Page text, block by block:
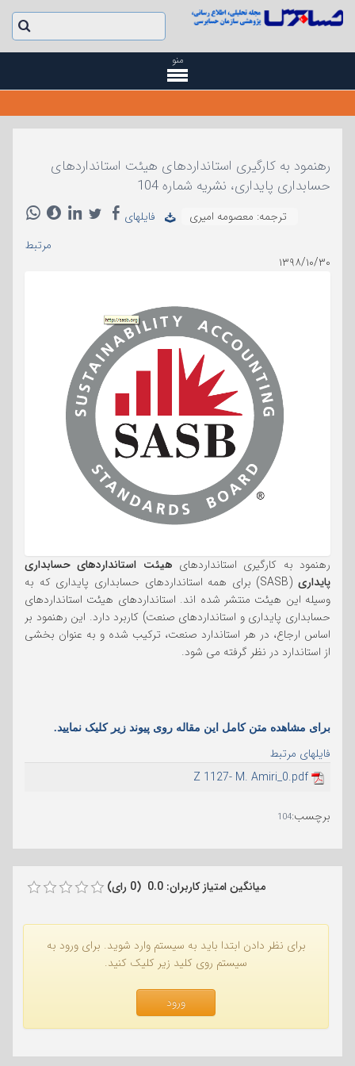
منو
رهنمود به کارگیری استانداردهای هیئت استانداردهای
حسابداری پایداری، نشریه شماره 104
ترجمه: معصومه امیری
فایلهای
مرتبط
۱۳۹۸/۱۰/۳۰
رهنمود به کارگیری استانداردهای هیئت استانداردهای حسابداری
پایداری
(SASB) برای همه استانداردهای حسابداری پایداری که به
وسیله این هیئت منتشر شده اند. استانداردهای هیئت استانداردهای
حسابداری پایداری و استانداردهای صنعت) کاربرد دارد. این رهنمود بر
اساس ارجاع، در هر استاندارد صنعت، ترکیب شده و به عنوان بخشی
از استاندارد در نظر گرفته می شود.
برای مشاهده متن کامل این مقاله روی پیوند زیر کلیک نمایید.
فایلهای مرتبط
Z 1127- M. Amiri_0.pdf
برچسب:
104
میانگین امتیاز کاربران: 0.0 (0 رای)
برای نظر دادن ابتدا باید به سیستم وارد شوید. برای ورود به
سیستم روی کلید زیر کلیک کنید.
ورود